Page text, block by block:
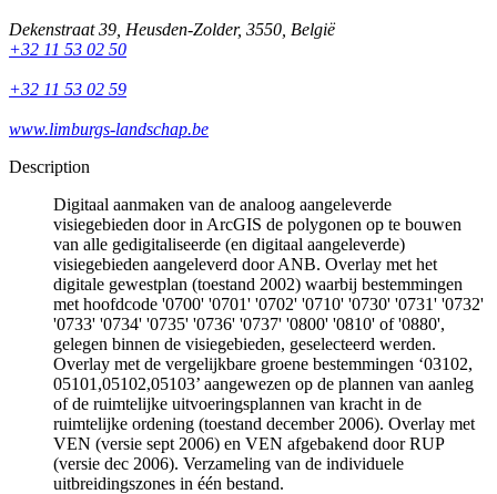
Dekenstraat 39 Heusden-Zolder, 3550 België
+32 11 53 02 50
+32 11 53 02 59
www.limburgs-landschap.be
Description
Digitaal aanmaken van de analoog aangeleverde
visiegebieden door in ArcGIS de polygonen op te bouwen
van alle gedigitaliseerde (en digitaal aangeleverde)
visiegebieden aangeleverd door ANB. Overlay met het
digitale gewestplan (toestand 2002) waarbij bestemmingen
met hoofdcode '0700' '0701' '0702' '0710' '0730' '0731' '0732'
'0733' '0734' '0735' '0736' '0737' '0800' '0810' of '0880',
gelegen binnen de visiegebieden, geselecteerd werden.
Overlay met de vergelijkbare groene bestemmingen ‘03102,
05101,05102,05103’ aangewezen op de plannen van aanleg
of de ruimtelijke uitvoeringsplannen van kracht in de
ruimtelijke ordening (toestand december 2006). Overlay met
VEN (versie sept 2006) en VEN afgebakend door RUP
(versie dec 2006). Verzameling van de individuele
uitbreidingszones in één bestand.